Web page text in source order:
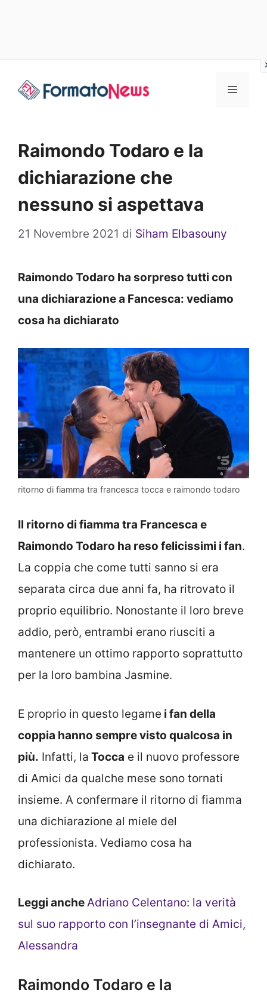
Menu
Raimondo Todaro e la
dichiarazione che
nessuno si aspettava
21 Novembre 2021 di Siham Elbasouny
Raimondo Todaro ha sorpreso tutti con
una dichiarazione a Fancesca: vediamo
cosa ha dichiarato
ritorno di fiamma tra francesca tocca e raimondo todaro
Il ritorno di fiamma tra Francesca e
Raimondo Todaro ha reso felicissimi i fan.
La coppia che come tutti sanno si era
separata circa due anni fa, ha ritrovato il
proprio equilibrio. Nonostante il loro breve
addio, però, entrambi erano riusciti a
mantenere un ottimo rapporto soprattutto
per la loro bambina Jasmine.
E proprio in questo legame i fan della
coppia hanno sempre visto qualcosa in
più. Infatti, la Tocca e il nuovo professore
di Amici da qualche mese sono tornati
insieme. A confermare il ritorno di fiamma
una dichiarazione al miele del
professionista. Vediamo cosa ha
dichiarato.
Leggi ancheAdriano Celentano: la verità
sul suo rapporto con l’insegnante di Amici,
Alessandra
Raimondo Todaro e la